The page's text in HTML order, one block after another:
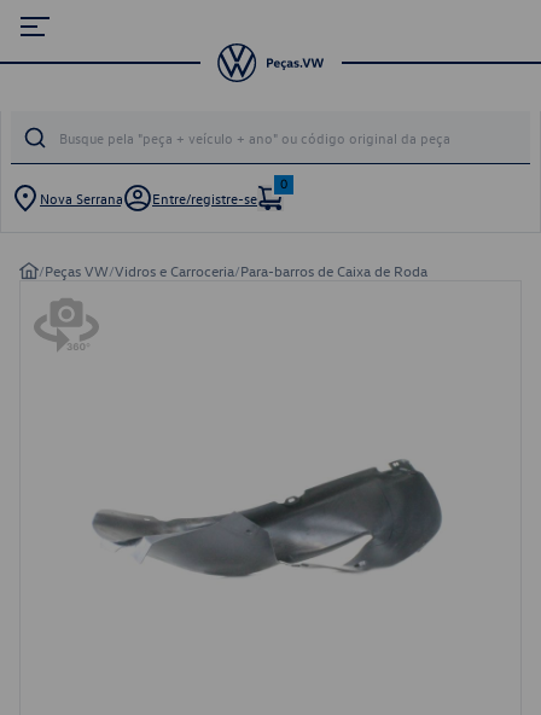
Nova Serrana Entre/registre-se
0
/Peças VW/Vidros e Carroceria/Para-barros de Caixa de Roda